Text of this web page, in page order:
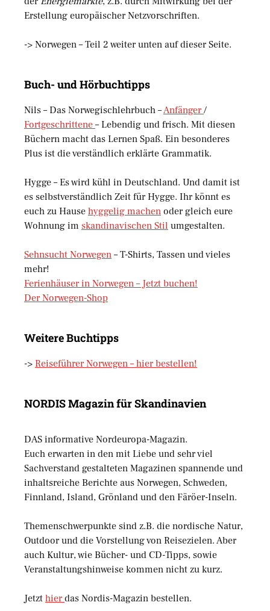
Erstellung europäischer Netzvorschriften.
-> Norwegen – Teil 2 weiter unten auf dieser Seite.
Buch- und Hörbuchtipps
Nils – Das Norwegischlehrbuch –Anfänger /
Fortgeschrittene – Lebendig und frisch. Mit diesen
Büchern macht das Lernen Spaß. Ein besonderes
Plus ist die verständlich erklärte Grammatik.
Hygge – Es wird kühl in Deutschland. Und damit ist
es selbstverständlich Zeit für Hygge. Ihr könnt es
euch zu Hause hyggelig machen oder gleich eure
Wohnung im skandinavischen Stil umgestalten.
Sehnsucht Norwegen – T-Shirts, Tassen und vieles
mehr!
Ferienhäuser in Norwegen – Jetzt buchen!
Der Norwegen-Shop
Weitere Buchtipps
-> Reiseführer Norwegen – hier bestellen!
NORDIS Magazin für Skandinavien
DAS informative Nordeuropa-Magazin.
Euch erwarten in den mit Liebe und sehr viel
Sachverstand gestalteten Magazinen spannende und
inhaltsreiche Berichte aus Norwegen, Schweden,
Finnland, Island, Grönland und den Färöer-Inseln.
Themenschwerpunkte sind z.B. die nordische Natur,
Outdoor und die Vorstellung von Reisezielen. Aber
auch Kultur, wie Bücher- und CD-Tipps, sowie
Veranstaltungshinweise kommen nicht zu kurz.
Jetzt hier das Nordis-Magazin bestellen.